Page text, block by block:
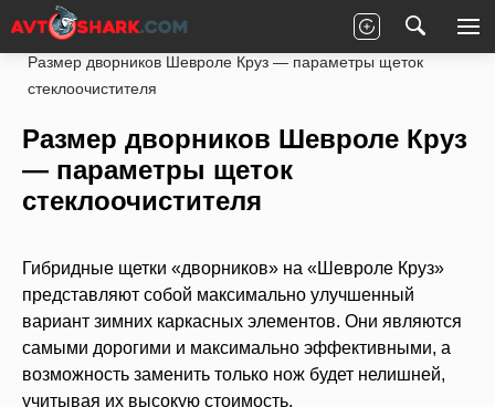
Главная Chevrolet
Размер дворников Шевроле Круз — параметры щеток
стеклоочистителя
Размер дворников Шевроле Круз
— параметры щеток
стеклоочистителя
Гибридные щетки «дворников» на «Шевроле Круз»
представляют собой максимально улучшенный
вариант зимних каркасных элементов. Они являются
самыми дорогими и максимально эффективными, а
возможность заменить только нож будет нелишней,
учитывая их высокую стоимость.